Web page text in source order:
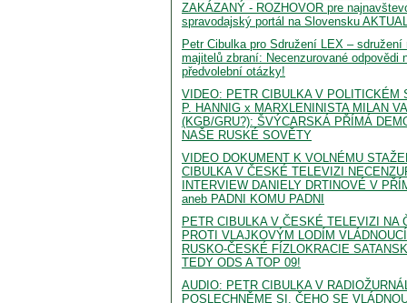
ZAKÁZANÝ - ROZHOVOR pre
spravodajský portál na Slovensku
Petr Cibulka pro Sdružení LEX – sdružení
majitelů zbraní: Necenzurované odpovědi
předvolební otázky!
VIDEO: PETR CIBULKA V POLITICKÉM
P. HANNIG x MARXLENINISTA MILAN
(KGB/GRU?): ŠVÝCARSKÁ PŘÍMÁ
NAŠE RUSKÉ SOVĚTY
VIDEO DOKUMENT K VOLNÉMU
CIBULKA V ČESKÉ TELEVIZI
INTERVIEW DANIELY DRTINOVÉ V
aneb PADNI KOMU PADNI
PETR CIBULKA V ČESKÉ TELEVIZI NA
PROTI VLAJKOVÝM LODÍM
RUSKO-ČESKÉ FÍZLOKRACIE
TEDY ODS A TOP 09!
AUDIO: PETR CIBULKA V
POSLECHNĚME SI, ČEHO SE